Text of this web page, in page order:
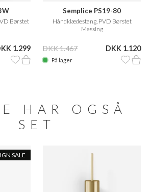
Børstet
1.299
Semplice PS19-80
Håndklædestang, PVD Børstet
Messing
DKK 1.467 DKK 1.120
På lager
HAR OGSÅ
SET
SALE